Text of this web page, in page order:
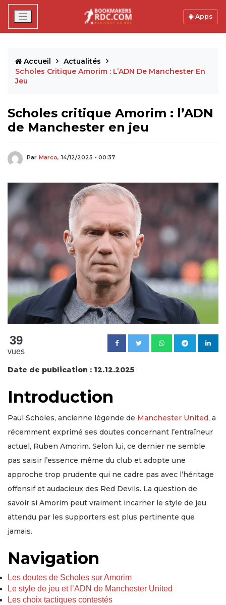
Apps
Accueil
Actualités
Scholes Critique Amorim : L’ADN De Manchester En
Jeu
Scholes critique Amorim : l’ADN
de Manchester en jeu
Par Marco, 14/12/2025 - 00:37
39
vues
Date de publication : 12.12.2025
Introduction
Paul Scholes, ancienne légende de Manchester United, a
récemment exprimé ses doutes concernant l’entraîneur
actuel, Ruben Amorim. Selon lui, ce dernier ne semble
pas saisir l’essence même du club et adopte une
approche trop prudente qui ne cadre pas avec l’héritage
offensif et audacieux des Red Devils. La question de
savoir si Amorim peut vraiment incarner le style de jeu
attendu par les supporters est plus pertinente que
jamais.
Navigation
Les doutes de Scholes sur Amorim
Le style de jeu et l’ADN de Manchester United
Les choix tactiques contestés